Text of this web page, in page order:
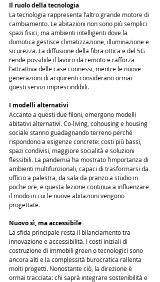
Il ruolo della tecnologia
La tecnologia rappresenta l’altro grande motore di
cambiamento. Le abitazioni non sono più semplici
spazi fisici, ma ambienti intelligenti dove la
domotica gestisce climatizzazione, illuminazione e
sicurezza. La diffusione della fibra ottica e del 5G
rende possibile il lavoro da remoto e rafforza
l’attrattiva delle case connessi, mentre le nuove
generazioni di acquirenti considerano ormai
questi servizi imprescindibili.
I modelli alternativi
Accanto a questi due filoni, emergono modelli
abitativi alternativi. Co-living, cohousing e housing
sociale stanno guadagnando terreno perché
rispondono a esigenze concrete: costi più bassi,
spazi condivisi, maggiore socialità e soluzioni
flessibili. La pandemia ha mostrato l’importanza di
ambienti multifunzionali, capaci di trasformarsi da
ufficio a palestra, da sala da pranzo a studio in
poche ore, e questa lezione continua a influenzare
il modo in cui le nuove abitazioni vengono
progettate.
Nuovo sì, ma accessibile
La sfida principale resta il bilanciamento tra
innovazione e accessibilità. I costi iniziali di
costruzione di immobili green o tecnologici sono
ancora alti e la complessità burocratica rallenta
molti progetti. Nonostante ciò, la direzione è
ormai tracciata: chi saprà integrare sostenibilità e